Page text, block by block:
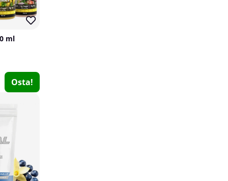
ml
Osta!